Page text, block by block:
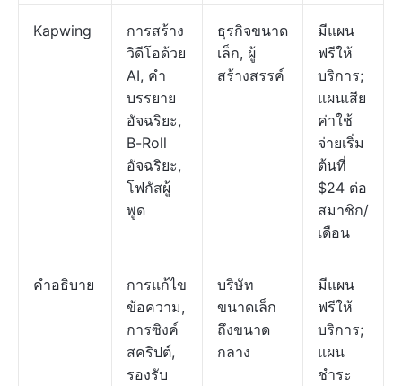
Kapwing
การสร้าง
วิดีโอด้วย
AI, คำ
บรรยาย
อัจฉริยะ,
B-Roll
อัจฉริยะ,
โฟกัสผู้
พูด
ธุรกิจขนาด
เล็ก, ผู้
สร้างสรรค์
มีแผน
ฟรีให้
บริการ;
แผนเสีย
ค่าใช้
จ่ายเริ่ม
ต้นที่
$24 ต่อ
สมาชิก/
เดือน
คำอธิบาย
การแก้ไข
ข้อความ,
การซิงค์
สคริปต์,
รองรับ
บริษัท
ขนาดเล็ก
ถึงขนาด
กลาง
มีแผน
ฟรีให้
บริการ;
แผน
ชำระ